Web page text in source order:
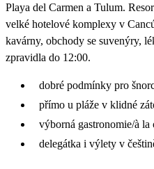
Playa del Carmen a Tulum.
velké hotelové komplexy v
kavárny, obchody se suvenýry,
zpravidla do 12:00.
dobré podmínky pro
přímo u pláže v klidné
výborná gastronomie/à la
delegátka i výlety v